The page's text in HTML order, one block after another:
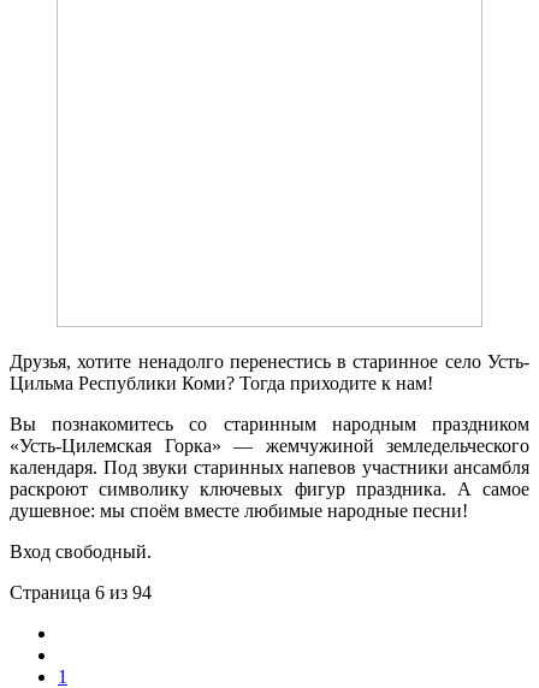
Друзья, хотите ненадолго перенестись в старинное село Усть-
Цильма Республики Коми? Тогда приходите к нам!
Вы познакомитесь со старинным народным праздником
«Усть-Цилемская Горка» — жемчужиной земледельческого
календаря. Под звуки старинных напевов участники ансамбля
раскроют символику ключевых фигур праздника. А самое
душевное: мы споём вместе любимые народные песни!
Вход свободный.
Страница 6 из 94
1